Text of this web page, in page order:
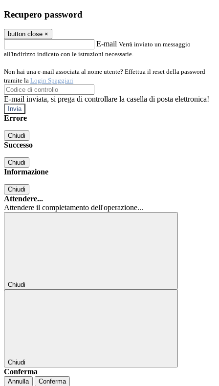
Recupero password
button close ×
E-mail Verrà inviato un messaggio
all'indirizzo indicato con le istruzioni necessarie.
Non hai una e-mail associata al nome utente? Effettua il reset della password
tramite la Login Spaggiari
E-mail inviata, si prega di controllare la casella di posta elettronica!
Errore
Chiudi
Successo
Chiudi
Informazione
Chiudi
Attendere...
Attendere il completamento dell'operazione...
Chiudi
Chiudi
Conferma
Annulla Conferma